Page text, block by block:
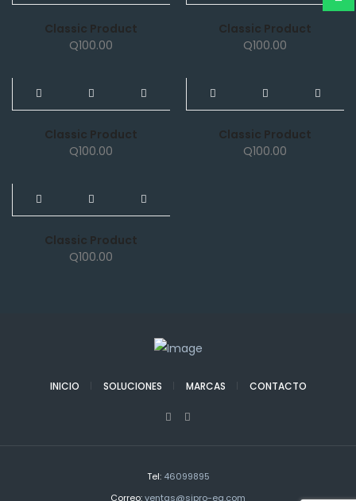
Classic Product
Q100.00
Classic Product
Q100.00
NEW
Classic Product
Q100.00
NEW
Classic Product
Q100.00
NEW
Classic Product
Q100.00
INICIO SOLUCIONES MARCAS CONTACTO
Tel: 46099895
Correo:ventas@sipro-eq.com